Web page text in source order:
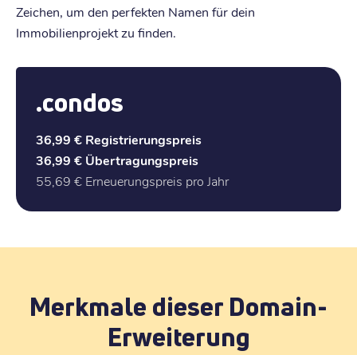
Zeichen, um den perfekten Namen für dein
Immobilienprojekt zu finden.
.condos
36,99 € Registrierungspreis
36,99 € Übertragungspreis
55,69 € Erneuerungspreis pro Jahr
Merkmale dieser Domain-
Erweiterung